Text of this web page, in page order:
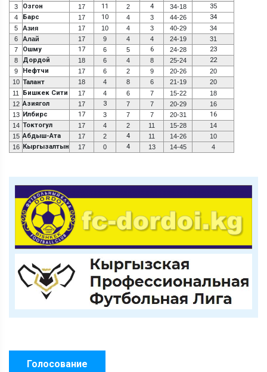
3 Озгон 17 11 2 4 34-18 35
4 Барс 17 10 4 3 44-26 34
5 Азия 17 10 4 3 40-29
34
6
Алай 17 9 4 4 24-19
31
7
Ошму 17 6 5 6 24-28 23
8 Дордой 18 6 4 8 25-24 22
9 Нефтчи 17 6 2 9 20-26
20
10 Талант 18 4 8 6 21-19
20
11
Бишкек Сити 17 4 6 7 15-22
18
12 Азиягол 17 3 7 7 20-29
16
13 Илбирс 17 3 7 7 20-31 16
14 Токтогул 17 4 2 11 15-28
14
15 Абдыш-Ата 17 2 4 11 14-26
10
16 Кыргызалтын 17 0 4 13 14-45 4
Голосование